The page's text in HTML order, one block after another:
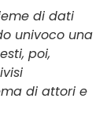
di dati
univoco una
poi,
di attori e